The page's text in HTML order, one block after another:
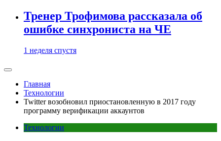
Тренер Трофимова рассказала об
ошибке синхрониста на ЧЕ
1 неделя спустя
Главная
Технологии
Twitter возобновил приостановленную в 2017 году
программу верификации аккаунтов
Технологии